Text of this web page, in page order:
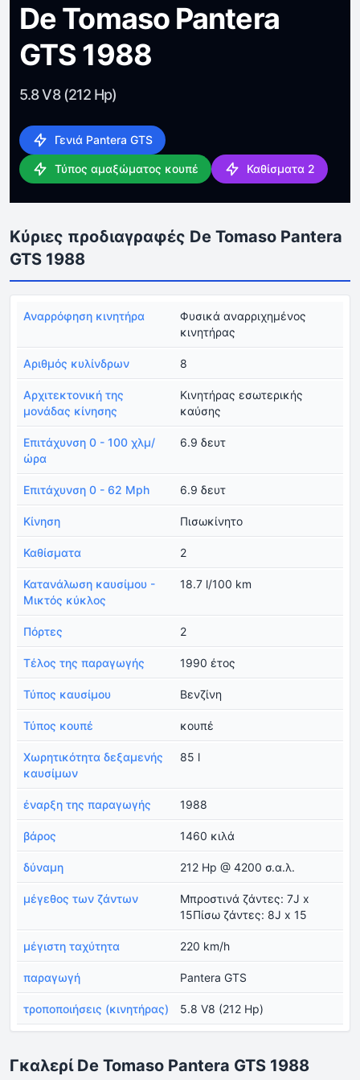
De Tomaso Pantera
GTS 1988
5.8 V8 (212 Hp)
Γενιά Pantera GTS
Τύπος αμαξώματος κουπέ Καθίσματα 2
Κύριες προδιαγραφές De Tomaso Pantera
GTS 1988
Αναρρόφηση κινητήρα
Φυσικά αναρριχημένος
κινητήρας
Αριθμός κυλίνδρων 8
Αρχιτεκτονική της
μονάδας κίνησης
Κινητήρας εσωτερικής
καύσης
Επιτάχυνση 0 - 100 χλμ/
ώρα
6.9 δευτ
Επιτάχυνση 0 - 62 Mph 6.9 δευτ
Κίνηση Πισωκίνητο
Καθίσματα 2
Κατανάλωση καυσίμου -
Μικτός κύκλος
18.7 l/100 km
Πόρτες 2
Τέλος της παραγωγής 1990 έτος
Τύπος καυσίμου Βενζίνη
Τύπος κουπέ κουπέ
Χωρητικότητα δεξαμενής
καυσίμων
85 l
έναρξη της παραγωγής 1988
βάρος 1460 κιλά
δύναμη 212 Hp @ 4200 σ.α.λ.
μέγεθος των ζάντων
Μπροστινά ζάντες: 7J x
15Πίσω ζάντες: 8J x 15
μέγιστη ταχύτητα 220 km/h
παραγωγή Pantera GTS
τροποποιήσεις (κινητήρας) 5.8 V8 (212 Hp)
Γκαλερί De Tomaso Pantera GTS 1988